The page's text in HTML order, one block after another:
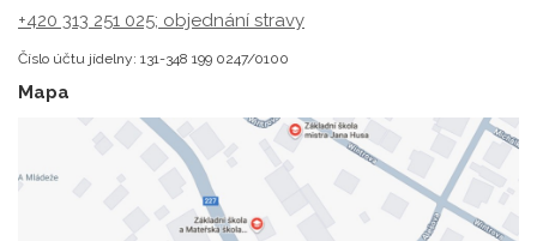
+420 313 251 025; objednání stravy
Číslo účtu jídelny: 131-348 199 0247/0100
Mapa